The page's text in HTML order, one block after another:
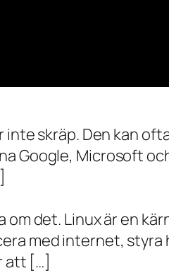
skräp. Den kan
Google, Microsoft
det. Linux är en
med internet, styra
att […]